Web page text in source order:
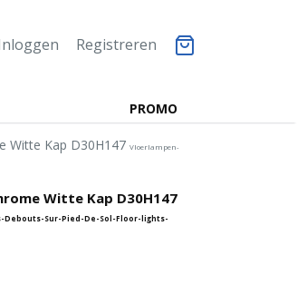
Registreren
PROMO
Witte Kap D30H147 Vloerlampen-
Witte Kap D30H147
Sur-Pied-De-Sol-Floor-lights-